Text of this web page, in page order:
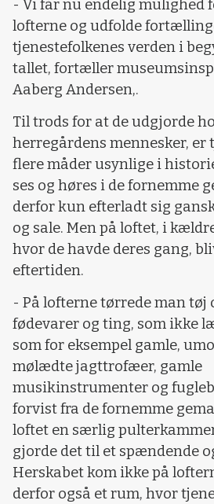
- Vi får nu endelig mulighed
lofterne og udfolde
tjenestefolkenes verden i
tallet, fortæller
Aaberg Andersen,.
Til trods for at de udgjorde
herregårdens mennesker, er
flere måder usynlige i
ses og høres i de fornemme
derfor kun efterladt sig
og sale. Men på loftet, i
hvor de havde deres gang,
eftertiden.
- På lofterne tørrede man tøj
fødevarer og ting, som ikke
som for eksempel gamle,
mølædte jagttrofæer, gamle
musikinstrumenter og
forvist fra de fornemme
loftet en særlig
gjorde det til et spændende
Herskabet kom ikke på
derfor også et rum, hvor